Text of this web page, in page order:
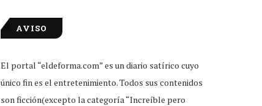
AVISO
El portal “eldeforma.com” es un diario satírico cuyo
único fin es el entretenimiento. Todos sus contenidos
son ficción(excepto la categoría “Increíble pero